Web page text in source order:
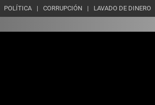
POLÍTICA CORRUPCIÓN LAVADO DE DINERO